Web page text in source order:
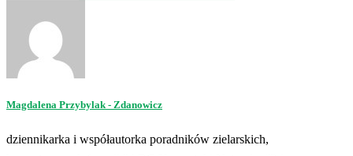
Magdalena Przybylak - Zdanowicz
dziennikarka i współautorka poradników zielarskich,